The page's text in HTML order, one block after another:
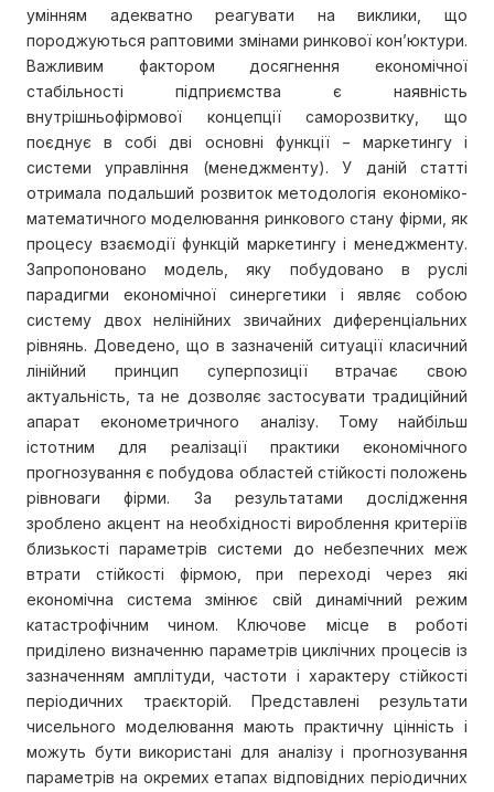
умінням адекватно реагувати на виклики, що
породжуються раптовими змінами ринкової кон’юктури.
Важливим фактором досягнення економічної
стабільності підприємства є наявність
внутрішньофірмової концепції саморозвитку, що
поєднує в собі дві основні функції − маркетингу і
системи управління (менеджменту). У даній статті
отримала подальший розвиток методологія економіко-
математичного моделювання ринкового стану фірми, як
процесу взаємодії функцій маркетингу і менеджменту.
Запропоновано модель, яку побудовано в руслі
парадигми економічної синергетики і являє собою
систему двох нелінійних звичайних диференціальних
рівнянь. Доведено, що в зазначеній ситуації класичний
лінійний принцип суперпозиції втрачає свою
актуальність, та не дозволяє застосувати традиційний
апарат економетричного аналізу. Тому найбільш
істотним для реалізації практики економічного
прогнозування є побудова областей стійкості положень
рівноваги фірми. За результатами дослідження
зроблено акцент на необхідності вироблення критеріїв
близькості параметрів системи до небезпечних меж
втрати стійкості фірмою, при переході через які
економічна система змінює свій динамічний режим
катастрофічним чином. Ключове місце в роботі
приділено визначенню параметрів циклічних процесів із
зазначенням амплітуди, частоти і характеру стійкості
періодичних траєкторій. Представлені результати
чисельного моделювання мають практичну цінність і
можуть бути використані для аналізу і прогнозування
параметрів на окремих етапах відповідних періодичних